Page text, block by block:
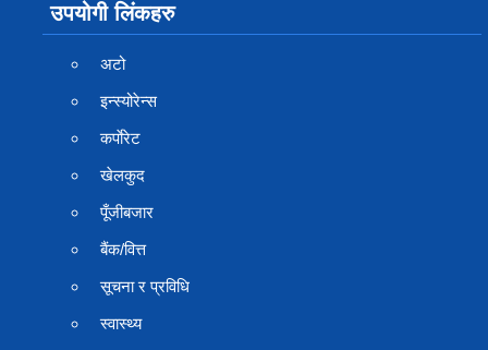
उपयोगी लिंकहरु
अटो
इन्स्योरेन्स
कर्पाेरेट
खेलकुद
पूँजीबजार
बैंक/वित्त
सूचना र प्रविधि
स्वास्थ्य